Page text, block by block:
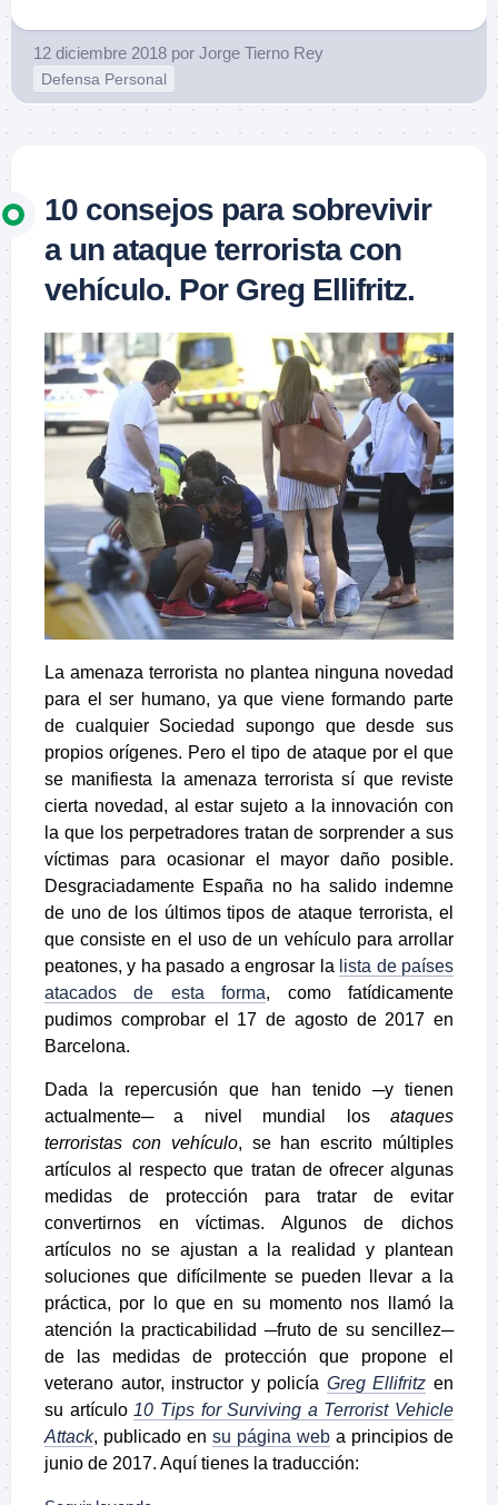
12 diciembre 2018 por Jorge Tierno Rey
Defensa Personal
10 consejos para sobrevivir
a un ataque terrorista con
vehículo. Por Greg Ellifritz.
La amenaza terrorista no plantea ninguna novedad
para el ser humano, ya que viene formando parte
de cualquier Sociedad supongo que desde sus
propios orígenes. Pero el tipo de ataque por el que
se manifiesta la amenaza terrorista sí que reviste
cierta novedad, al estar sujeto a la innovación con
la que los perpetradores tratan de sorprender a sus
víctimas para ocasionar el mayor daño posible.
Desgraciadamente España no ha salido indemne
de uno de los últimos tipos de ataque terrorista, el
que consiste en el uso de un vehículo para arrollar
peatones, y ha pasado a engrosar la lista de países
atacados de esta forma, como fatídicamente
pudimos comprobar el 17 de agosto de 2017 en
Barcelona.
Dada la repercusión que han tenido ─y tienen
actualmente─ a nivel mundial los ataques
terroristas con vehículo, se han escrito múltiples
artículos al respecto que tratan de ofrecer algunas
medidas de protección para tratar de evitar
convertirnos en víctimas. Algunos de dichos
artículos no se ajustan a la realidad y plantean
soluciones que difícilmente se pueden llevar a la
práctica, por lo que en su momento nos llamó la
atención la practicabilidad ─fruto de su sencillez─
de las medidas de protección que propone el
veterano autor, instructor y policía Greg Ellifritz en
su artículo 10 Tips for Surviving a Terrorist Vehicle
Attack, publicado en su página web a principios de
junio de 2017. Aquí tienes la traducción: